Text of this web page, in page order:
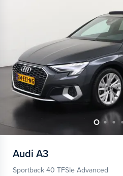
Audi A3
Sportback 40 TFSIe Advanced